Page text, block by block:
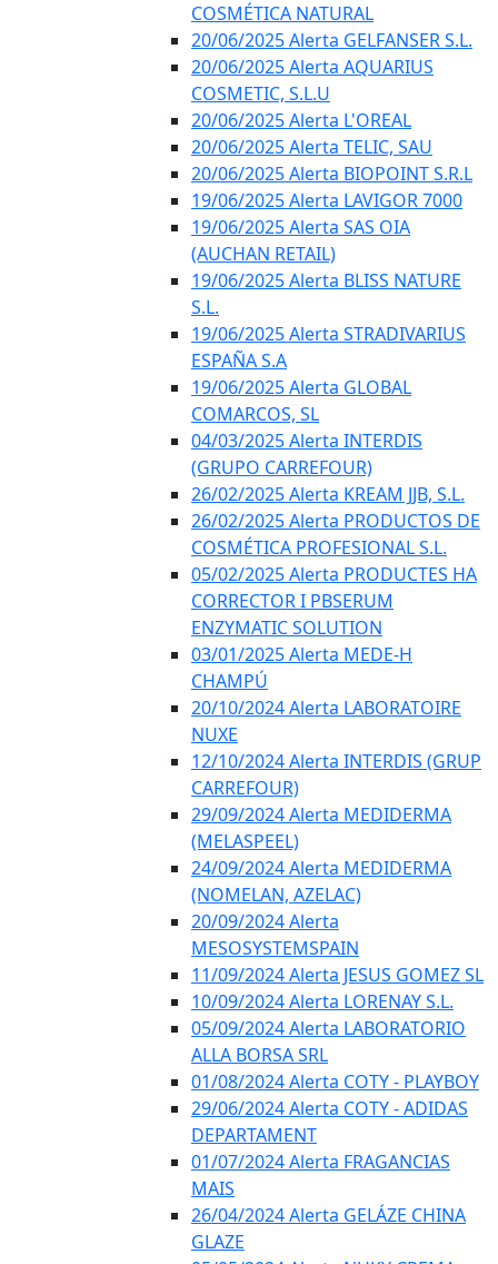
COSMÉTICA NATURAL
20/06/2025 Alerta GELFANSER S.L.
20/06/2025 Alerta AQUARIUS
COSMETIC, S.L.U
20/06/2025 Alerta L'OREAL
20/06/2025 Alerta TELIC, SAU
20/06/2025 Alerta BIOPOINT S.R.L
19/06/2025 Alerta LAVIGOR 7000
19/06/2025 Alerta SAS OIA
(AUCHAN RETAIL)
19/06/2025 Alerta BLISS NATURE
S.L.
19/06/2025 Alerta STRADIVARIUS
ESPAÑA S.A
19/06/2025 Alerta GLOBAL
COMARCOS, SL
04/03/2025 Alerta INTERDIS
(GRUPO CARREFOUR)
26/02/2025 Alerta KREAM JJB, S.L.
26/02/2025 Alerta PRODUCTOS DE
COSMÉTICA PROFESIONAL S.L.
05/02/2025 Alerta PRODUCTES HA
CORRECTOR I PBSERUM
ENZYMATIC SOLUTION
03/01/2025 Alerta MEDE-H
CHAMPÚ
20/10/2024 Alerta LABORATOIRE
NUXE
12/10/2024 Alerta INTERDIS (GRUP
CARREFOUR)
29/09/2024 Alerta MEDIDERMA
(MELASPEEL)
24/09/2024 Alerta MEDIDERMA
(NOMELAN, AZELAC)
20/09/2024 Alerta
MESOSYSTEMSPAIN
11/09/2024 Alerta JESUS GOMEZ SL
10/09/2024 Alerta LORENAY S.L.
05/09/2024 Alerta LABORATORIO
ALLA BORSA SRL
01/08/2024 Alerta COTY - PLAYBOY
29/06/2024 Alerta COTY - ADIDAS
DEPARTAMENT
01/07/2024 Alerta FRAGANCIAS
MAIS
26/04/2024 Alerta GELÁZE CHINA
GLAZE